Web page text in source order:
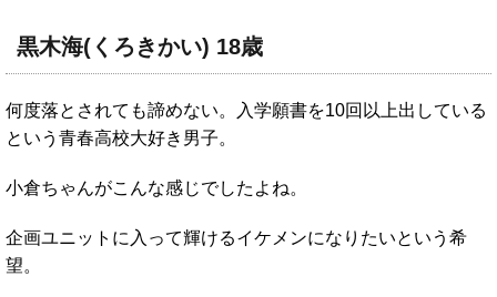
黒木海(くろきかい) 18歳
何度落とされても諦めない。入学願書を10回以上出している
という青春高校大好き男子。
小倉ちゃんがこんな感じでしたよね。
企画ユニットに入って輝けるイケメンになりたいという希
望。